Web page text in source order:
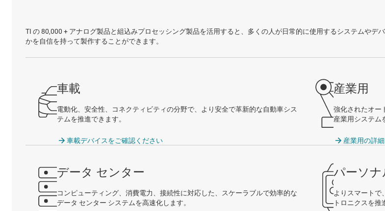
TI の 80,000 + アナログ製品と組込みプロセッシング製品を活用すると、多くの人が日常的に使用するシステムやデ
かを自信を持って製作することができます。
車載
電動化、安全性、コネクティビティの分野で、より安全で革新的な自動車シス
テムを推進できます。
車載デバイスをご確認ください
データ センター
コンピューティング、消費電力、接続性に対応した、スケーラブルで効率的な
データ センター システムを高速化します。
産業用
強化されたオー
産業用システム
産業用の詳細
パーソ
よりスマートで
トロニクスを推